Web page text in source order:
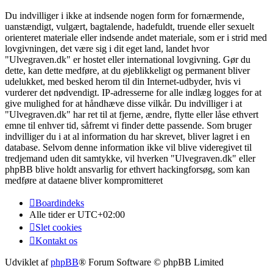
Du indvilliger i ikke at indsende nogen form for fornærmende,
uanstændigt, vulgært, bagtalende, hadefuldt, truende eller sexuelt
orienteret materiale eller indsende andet materiale, som er i strid med
lovgivningen, det være sig i dit eget land, landet hvor
"Ulvegraven.dk" er hostet eller international lovgivning. Gør du
dette, kan dette medføre, at du øjeblikkeligt og permanent bliver
udelukket, med besked herom til din Internet-udbyder, hvis vi
vurderer det nødvendigt. IP-adresserne for alle indlæg logges for at
give mulighed for at håndhæve disse vilkår. Du indvilliger i at
"Ulvegraven.dk" har ret til at fjerne, ændre, flytte eller låse ethvert
emne til enhver tid, såfremt vi finder dette passende. Som bruger
indvilliger du i at al information du har skrevet, bliver lagret i en
database. Selvom denne information ikke vil blive videregivet til
tredjemand uden dit samtykke, vil hverken "Ulvegraven.dk" eller
phpBB blive holdt ansvarlig for ethvert hackingforsøg, som kan
medføre at dataene bliver kompromitteret
Boardindeks
Alle tider erUTC+02:00
Slet cookies
Kontakt os
Udviklet afphpBB® Forum Software © phpBB Limited